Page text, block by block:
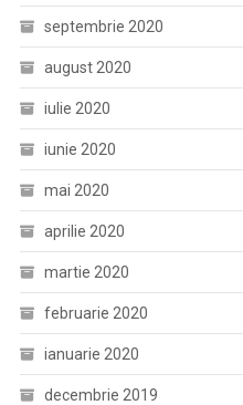
septembrie 2020
august 2020
iulie 2020
iunie 2020
mai 2020
aprilie 2020
martie 2020
februarie 2020
ianuarie 2020
decembrie 2019